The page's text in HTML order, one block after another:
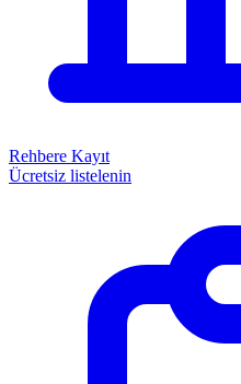
Rehbere Kayıt
Ücretsiz listelenin